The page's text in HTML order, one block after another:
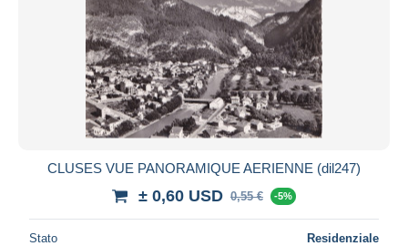
CLUSES VUE PANORAMIQUE AERIENNE (dil247)
± 0,60 USD 0,55 € -5%
Stato Residenziale